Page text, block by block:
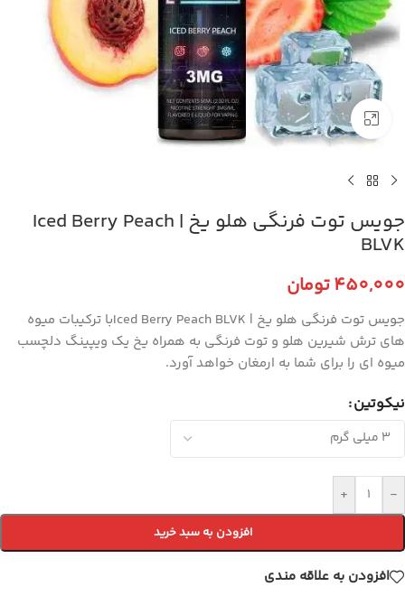
برای بزرگنمایی کلیک کنید
جویس توت فرنگی هلو یخ | Iced Berry Peach
BLVK
450,000تومان
جویس توت فرنگی هلو یخ | Iced Berry Peach BLVKبا ترکیبات میوه
های ترش شیرین هلو و توت فرنگی به همراه یخ یک ویپینگ دلچسب
میوه ای را برای شما به ارمغان خواهد آورد.
نیکوتین
-
+
افزودن به سبد خرید
افزودن به علاقه مندی